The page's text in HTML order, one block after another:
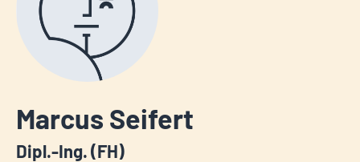
Marcus Seifert
Dipl.-Ing. (FH)